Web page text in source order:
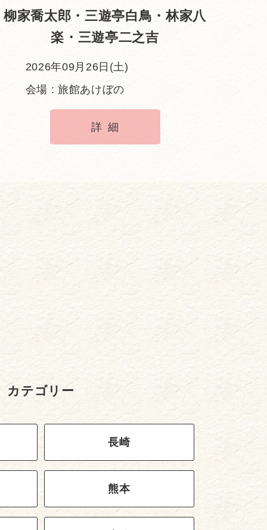
柳家喬太郎・三遊亭白鳥・林家八
楽・三遊亭二之吉
2026年09月26日(土)
会場 : 旅館あけぼの
詳細
カテゴリー
長崎
熊本